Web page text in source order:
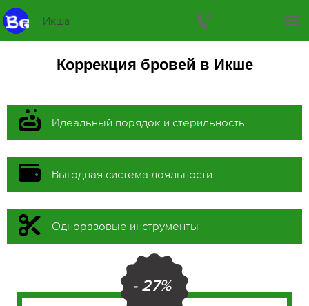
Икша
Коррекция бровей в Икше
Идеальный порядок и стерильность
Выгодная система лояльности
Одноразовые инструменты
- 27%